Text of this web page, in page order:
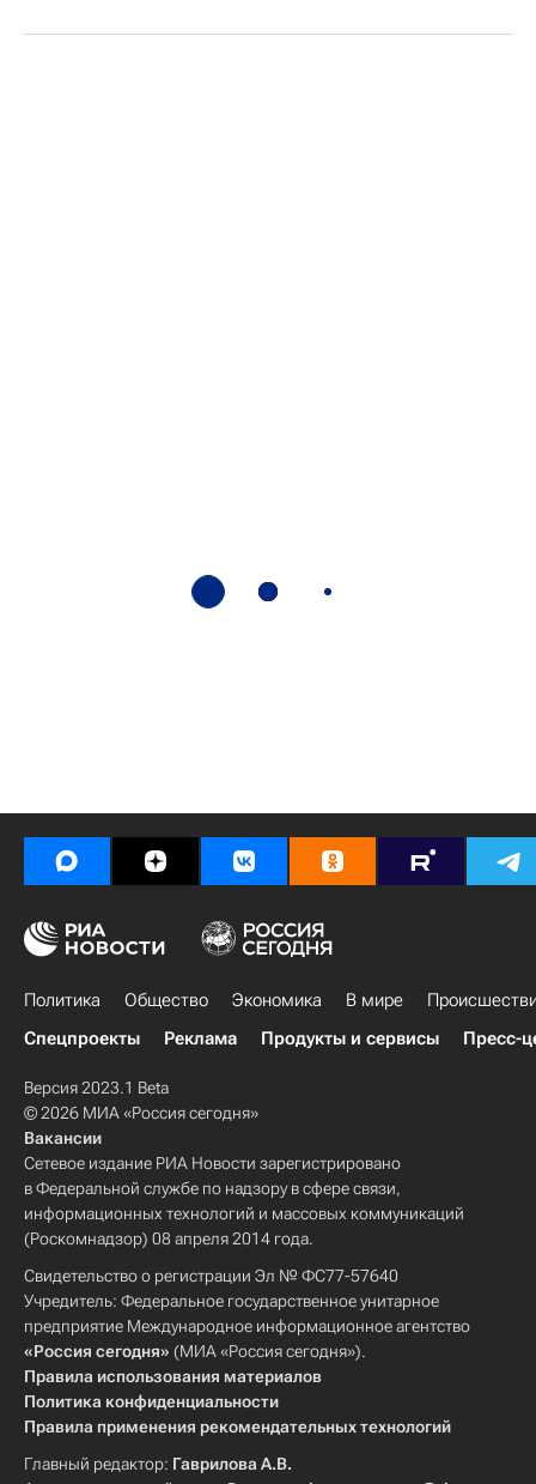
Политика Общество Экономика В мире
Спецпроекты
Реклама Продукты и сервисы Пресс-
Версия 2023.1 Beta
© 2026 МИА «Россия сегодня»
Вакансии
Сетевое издание РИА Новости зарегистрировано
в Федеральной службе по надзору в сфере связи,
информационных технологий и массовых коммуникаций
(Роскомнадзор) 08 апреля 2014 года.
Свидетельство о регистрации Эл № ФС77-57640
Учредитель: Федеральное государственное унитарное
предприятие Международное информационное агентство
«Россия сегодня» (МИА «Россия сегодня»).
Правила использования материалов
Политика конфиденциальности
Правила применения рекомендательных технологий
Главный редактор: Гаврилова А.В.